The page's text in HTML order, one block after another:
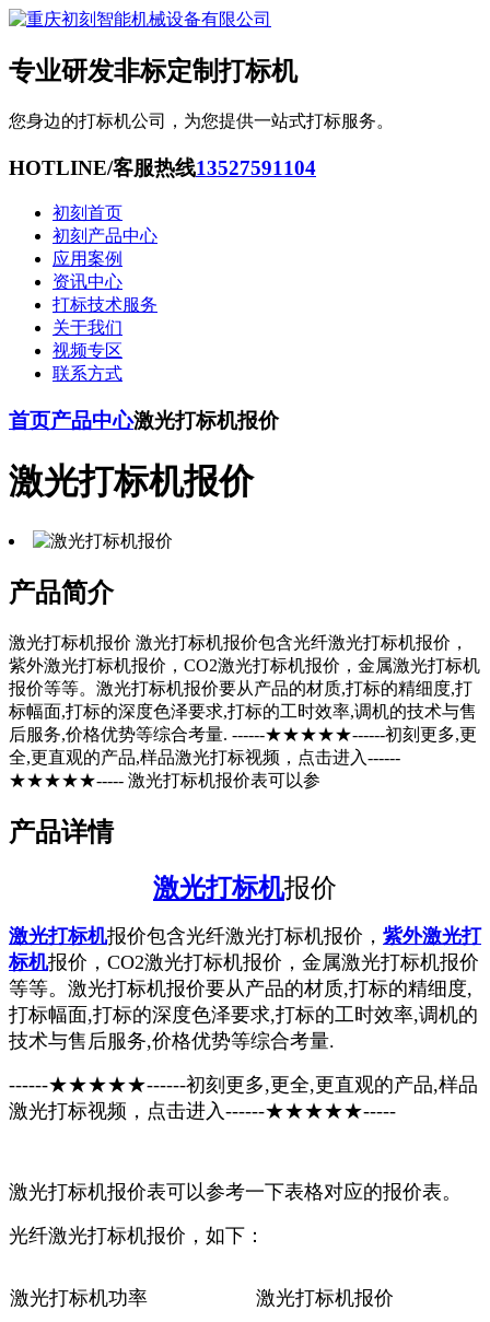
专业研发非标定制打标机
您身边的打标机公司，为您提供一站式打标服务。
HOTLINE/客服热线13527591104
初刻首页
初刻产品中心
应用案例
资讯中心
打标技术服务
关于我们
视频专区
联系方式
首页产品中心激光打标机报价
激光打标机报价
产品简介
激光打标机报价 激光打标机报价包含光纤激光打标机报价，
紫外激光打标机报价，CO2激光打标机报价，金属激光打标机
报价等等。激光打标机报价要从产品的材质,打标的精细度,打
标幅面,打标的深度色泽要求,打标的工时效率,调机的技术与售
后服务,价格优势等综合考量. ------★★★★★------初刻更多,更
全,更直观的产品,样品激光打标视频，点击进入------
★★★★★----- 激光打标机报价表可以参
产品详情
激光打标机报价
激光打标机报价包含光纤激光打标机报价， 紫外激光打
标机报价， CO2激光打标机报价，金属激光打标机报价
等等。激光打标机报价要从产品的材质,打标的精细度,
打标幅面,打标的深度色泽要求,打标的工时效率,调机的
技术与售后服务,价格优势等综合考量.
------★★★★★------初刻更多,更全,更直观的产品,样品
激光打标视频，点击进入------★★★★★-----
激光打标机报价表可以参考一下表格对应的报价表。
光纤激光打标机报价，如下：
激光打标机功率 激光打标机报价